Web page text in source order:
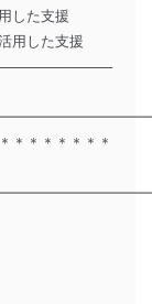
した支援
用した支援
＊＊＊＊＊＊＊